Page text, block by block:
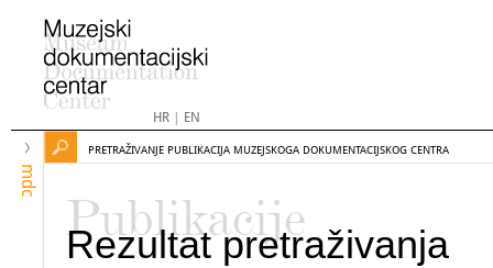
HR| EN
mdc
PRETRAŽIVANJE PUBLIKACIJA MUZEJSKOGA DOKUMENTACIJSKOG CENTRA
Publikacije
Rezultat pretraživanja